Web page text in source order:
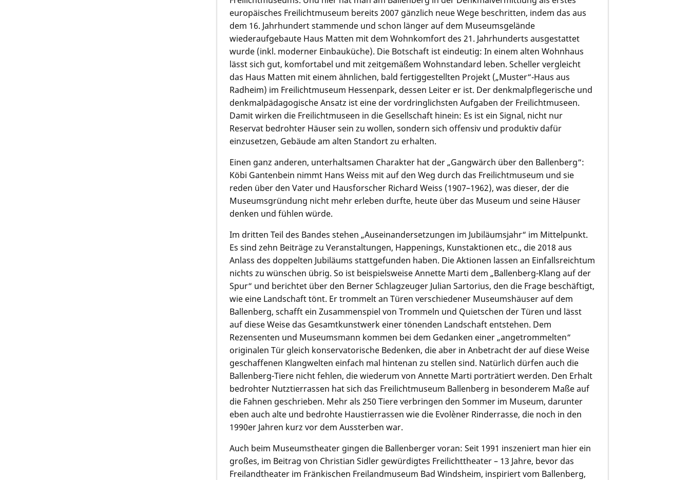
europäisches Freilichtmuseum bereits 2007 gänzlich neue Wege beschritten, indem das aus
dem 16. Jahrhundert stammende und schon länger auf dem Museumsgelände
wiederaufgebaute Haus Matten mit dem Wohnkomfort des 21. Jahrhunderts ausgestattet
wurde (inkl. moderner Einbauküche). Die Botschaft ist eindeutig: In einem alten Wohnhaus
lässt sich gut, komfortabel und mit zeitgemäßem Wohnstandard leben. Scheller vergleicht
das Haus Matten mit einem ähnlichen, bald fertiggestellten Projekt („Muster“-Haus aus
Radheim) im Freilichtmuseum Hessenpark, dessen Leiter er ist. Der denkmalpflegerische und
denkmalpädagogische Ansatz ist eine der vordringlichsten Aufgaben der Freilichtmuseen.
Damit wirken die Freilichtmuseen in die Gesellschaft hinein: Es ist ein Signal, nicht nur
Reservat bedrohter Häuser sein zu wollen, sondern sich offensiv und produktiv dafür
einzusetzen, Gebäude am alten Standort zu erhalten.
Einen ganz anderen, unterhaltsamen Charakter hat der „Gangwärch über den Ballenberg“:
Köbi Gantenbein nimmt Hans Weiss mit auf den Weg durch das Freilichtmuseum und sie
reden über den Vater und Hausforscher Richard Weiss (1907–1962), was dieser, der die
Museumsgründung nicht mehr erleben durfte, heute über das Museum und seine Häuser
denken und fühlen würde.
Im dritten Teil des Bandes stehen „Auseinandersetzungen im Jubiläumsjahr“ im Mittelpunkt.
Es sind zehn Beiträge zu Veranstaltungen, Happenings, Kunstaktionen etc., die 2018 aus
Anlass des doppelten Jubiläums stattgefunden haben. Die Aktionen lassen an Einfallsreichtum
nichts zu wünschen übrig. So ist beispielsweiseAnnette Marti dem „Ballenberg-Klang auf der
Spur“ und berichtet über den Berner Schlagzeuger Julian Sartorius, den die Frage beschäftigt,
wie eine Landschaft tönt. Er trommelt an Türen verschiedener Museumshäuser auf dem
Ballenberg, schafft ein Zusammenspiel von Trommeln und Quietschen der Türen und lässt
auf diese Weise das Gesamtkunstwerk einer tönenden Landschaft entstehen. Dem
Rezensenten und Museumsmann kommen bei dem Gedanken einer „angetrommelten“
originalen Tür gleich konservatorische Bedenken, die aber in Anbetracht der auf diese Weise
geschaffenen Klangwelten einfach mal hintenan zu stellen sind. Natürlich dürfen auch die
Ballenberg-Tiere nicht fehlen, die wiederum von Annette Marti porträtiert werden. Den Erhalt
bedrohter Nutztierrassen hat sich das Freilichtmuseum Ballenberg in besonderem Maße auf
die Fahnen geschrieben. Mehr als 250 Tiere verbringen den Sommer im Museum, darunter
eben auch alte und bedrohte Haustierrassen wie die Evolèner Rinderrasse, die noch in den
1990er Jahren kurz vor dem Aussterben war.
Auch beim Museumstheater gingen die Ballenberger voran: Seit 1991 inszeniert man hier ein
großes, im Beitrag von Christian Sidler gewürdigtes Freilichttheater – 13 Jahre, bevor das
Freilandtheater im Fränkischen Freilandmuseum Bad Windsheim, inspiriert vom Ballenberg,